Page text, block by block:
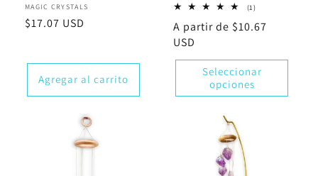
Proveedor:
MAGIC CRYSTALS
Precio
$17.07 USD
Agregar al carrito
(1)1
totales
Precio
habitual
A partir de $10.67
USD
Seleccionar
opciones